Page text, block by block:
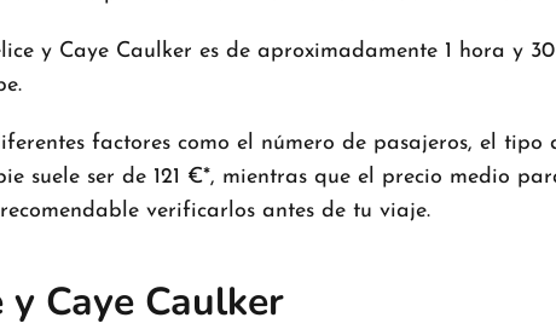
y Caye Caulker es de aproximadamente 1 hora y
factores como el número de pasajeros, el
ser de 121 €*, mientras que el precio medio
verificarlos antes de tu viaje.
Caye Caulker